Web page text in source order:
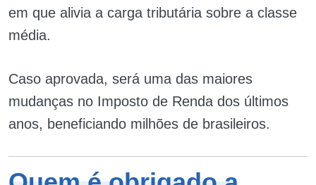
em que alivia a carga tributária sobre a classe
média.
Caso aprovada, será uma das maiores
mudanças no Imposto de Renda dos últimos
anos, beneficiando milhões de brasileiros.